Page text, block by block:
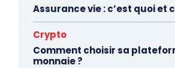
Assurance vie : c’est quoi et
Crypto
Comment choisir sa
monnaie ?